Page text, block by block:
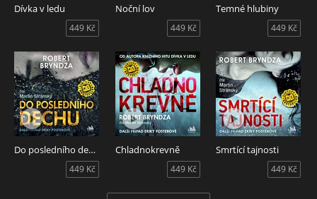
Audiokniha Chladnokrevně obsahuje pátý případ
inspektorky Eriky Fosterové. Autor Robert Bryndza, čte
Martin Stránský.
Dívka v ledu
449 Kč
Noční lov
449 Kč
Temné hlubiny
449 Kč
Do posledního dechu
449 Kč
Chladnokrevně
449 Kč
Smrtící tajnosti
449 Kč